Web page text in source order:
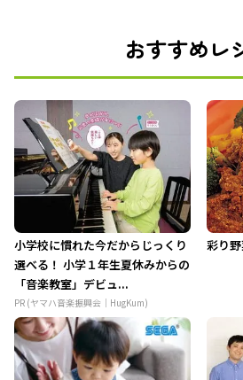
おすすめレ
小学校に慣れた今だからじっくり
選べる！ 小学１年生夏休みからの
「音楽教室」デビュ...
PR (ヤマハ音楽振興会｜HugKum)
彩り